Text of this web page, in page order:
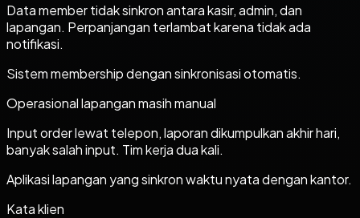
Data member tidak sinkron antara kasir, admin, dan
lapangan. Perpanjangan terlambat karena tidak ada
notifikasi.
Sistem membership dengan sinkronisasi otomatis.
Operasional lapangan masih manual
Input order lewat telepon, laporan dikumpulkan akhir hari,
banyak salah input. Tim kerja dua kali.
Aplikasi lapangan yang sinkron waktu nyata dengan kantor.
Kata klien